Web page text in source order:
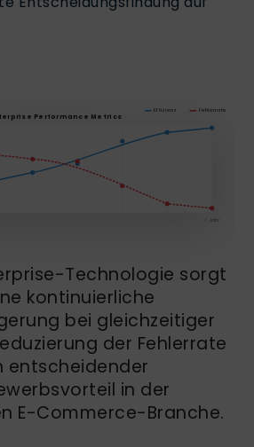
Performance Metrics
1 Jahr
Effizienz Fehlerrate
Technologie sorgt
kontinuierliche
bei gleichzeitiger
der Fehlerrate
entscheidender
in der
E-Commerce-Branche.